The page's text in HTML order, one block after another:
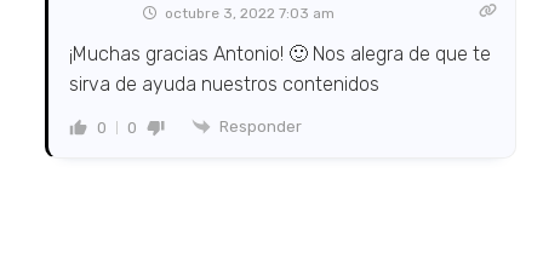
octubre 3, 2022 7:03 am
¡Muchas gracias Antonio! 🙂 Nos alegra de que te
sirva de ayuda nuestros contenidos
0 0 Responder